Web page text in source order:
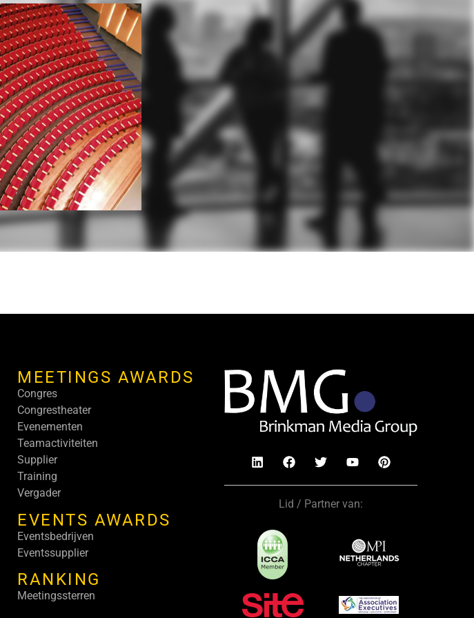
MEETINGS AWARDS
Congres
Congrestheater
Evenementen
Teamactiviteiten
Supplier
Training
Vergader
EVENTS AWARDS
Eventsbedrijven
Eventssupplier
RANKING
Meetingssterren
Lid / Partner van: